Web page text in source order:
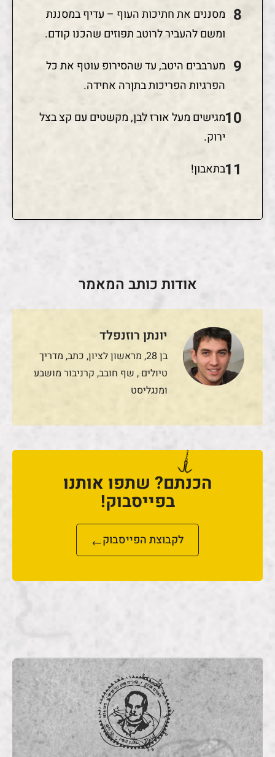
מסננים את חתיכות העוף – עדיף במסננת
ומשם להעביר לרוטב תפוזים שהכנו קודם.
מערבבים היטב, עד שהסירופ עוטף את כל
הפרגיות הפריכות בתןרה אחידה.
מגישים מעל אורז לבן, מקשטים עם קצ בצל
ירוק.
בתאבון!
אודות כותב המאמר
יונתן רוזנפלד
בן 28, מראשון לציון, כתב, מדריך
טיולים , שף חובב, קרניבור מושבע
ומנגליסט
הכנתם? שתפו אותנו
בפייסבוק!
לקבוצת הפייסבוק